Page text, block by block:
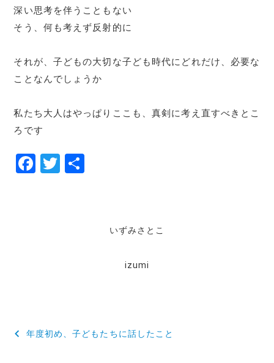
深い思考を伴うこともない
そう、何も考えず反射的に
それが、子どもの大切な子ども時代にどれだけ、必要な
ことなんでしょうか
私たち大人はやっぱりここも、真剣に考え直すべきとこ
ろです
F
T
いずみさとこ
izumi
投
年度初め、子どもたちに話したこと